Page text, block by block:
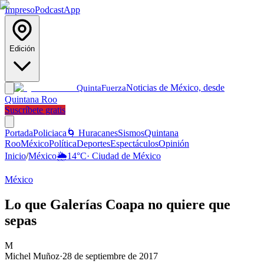
ImpresoPodcastApp
Edición
QuintaFuerzaNoticias de México, desde
Quintana Roo
Suscríbete gratis
PortadaPoliciaca 🌀 HuracanesSismosQuintana
RooMéxicoPolíticaDeportesEspectáculosOpinión
Inicio/México🌦️14°C· Ciudad de México
México
Lo que Galerías Coapa no quiere que
sepas
M
Michel Muñoz·28 de septiembre de 2017